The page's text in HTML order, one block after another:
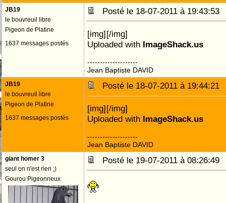
JB19
le bouvreuil libre
Pigeon de Platine
1637 messages postés
Posté le 18-07-2011 à
[img][/img]
Uploaded with ImageShack.us
--------------------
Jean Baptiste DAVID
JB19
le bouvreuil libre
Pigeon de Platine
1637 messages postés
Posté le 18-07-2011 à
[img][/img]
Uploaded with ImageShack.us
--------------------
Jean Baptiste DAVID
giant homer 3
seul on n'est rien ;)
Gourou Pigeonneux
Posté le 19-07-2011 à